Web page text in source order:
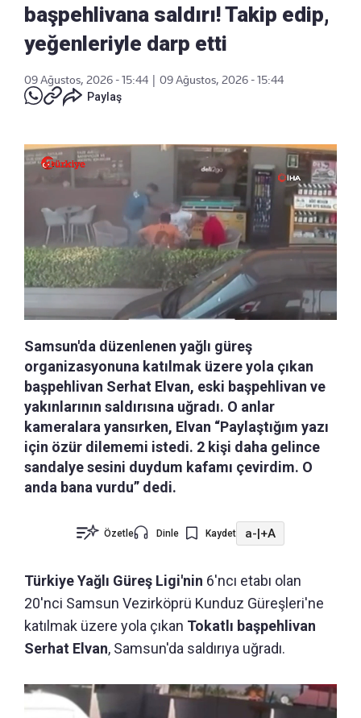
başpehlivana saldırı! Takip edip,
yeğenleriyle darp etti
09 Ağustos, 2026 - 15:44
09 Ağustos, 2026 - 15:44
Paylaş
Samsun'da düzenlenen yağlı güreş
organizasyonuna katılmak üzere yola çıkan
başpehlivan Serhat Elvan, eski başpehlivan ve
yakınlarının saldırısına uğradı. O anlar
kameralara yansırken, Elvan “Paylaştığım yazı
için özür dilememi istedi. 2 kişi daha gelince
sandalye sesini duydum kafamı çevirdim. O
anda bana vurdu” dedi.
Özetle Dinle Kaydet a-|+A
Türkiye Yağlı Güreş Ligi'nin 6'ncı etabı olan
20'nci Samsun Vezirköprü Kunduz Güreşleri'ne
katılmak üzere yola çıkan Tokatlı başpehlivan
Serhat Elvan, Samsun'da saldırıya uğradı.